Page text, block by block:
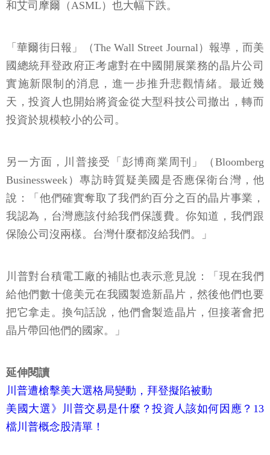
和艾司摩爾（ASML）也大幅下跌。
「華爾街日報」（The Wall Street Journal）報導，而美
國總統拜登政府正考慮對在中國開展業務的晶片公司
實施新限制的消息，進一步推升悲觀情緒。最近幾
天，投資人也開始將資金從大型科技公司撤出，轉而
投資於規模較小的公司。
另一方面，川普接受「彭博商業周刊」（Bloomberg
Businessweek）專訪時質疑美國是否應保衛台灣，他
說：「他們確實奪取了我們約百分之百的晶片事業，
我認為，台灣應該付給我們保護費。你知道，我們跟
保險公司沒兩樣。台灣什麼都沒給我們。」
川普對台積電工廠的補貼也表示意見說：「現在我們
給他們數十億美元在我國製造新晶片，然後他們也要
把它拿走。換句話說，他們會製造晶片，但接著會把
晶片帶回他們的國家。」
延伸閱讀
川普遭槍擊美大選格局變動，拜登擬陷被動
美國大選》川普交易是什麼？投資人該如何因應？13
檔川普概念股清單！